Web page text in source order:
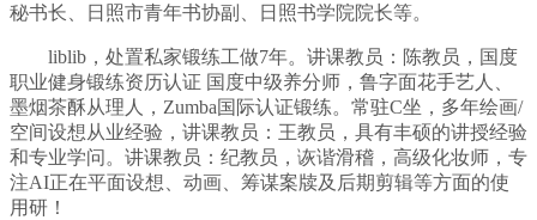
秘书长、日照市青年书协副、日照书学院院长等。
liblib，处置私家锻练工做7年。讲课教员：陈教员，国度
职业健身锻练资历认证 国度中级养分师，鲁字面花手艺人、
墨烟茶酥从理人，Zumba国际认证锻练。常驻C坐，多年绘画/
空间设想从业经验，讲课教员：王教员，具有丰硕的讲授经验
和专业学问。讲课教员：纪教员，诙谐滑稽，高级化妆师，专
注AI正在平面设想、动画、筹谋案牍及后期剪辑等方面的使
用研！